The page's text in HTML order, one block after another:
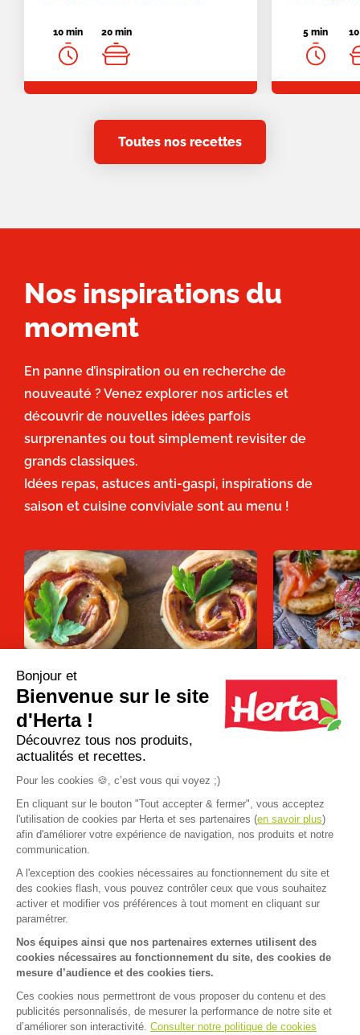
10 min 20 min 5 min
Toutes nos recettes
Nos inspirations du
moment
En panne d’inspiration ou en recherche de
nouveauté ? Venez explorer nos articles et
découvrir de nouvelles idées parfois
surprenantes ou tout simplement revisiter de
grands classiques.
Idées repas, astuces anti-gaspi, inspirations de
saison et cuisine conviviale sont au menu !
Apéro dînatoire : que faire avec une
pâte à pizza ?
12 recettes
pour un
Plus d'inspirations
Accueil Recettes Rôti de porc à la bière
FAQ Contact
Mentions sanitaires Cookies
Données personnelles
Dispositif d'alerte
Bonjour et
Bienvenue sur le site
d'Herta !
Découvrez tous nos produits,
actualités et recettes.
Pour les cookies 🍪, c’est vous qui voyez ;)
En cliquant sur le bouton "Tout accepter & fermer", vous acceptez
l'utilisation de cookies par Herta et ses partenaires (en savoir plus)
afin d'améliorer votre expérience de navigation, nos produits et notre
communication.
A l'exception des cookies nécessaires au fonctionnement du site et
des cookies flash, vous pouvez contrôler ceux que vous souhaitez
activer et modifier vos préférences à tout moment en cliquant sur
paramétrer.
Nos équipes ainsi que nos partenaires externes utilisent des
cookies nécessaires au fonctionnement du site, des cookies de
mesure d’audience et des cookies tiers.
Ces cookies nous permettront de vous proposer du contenu et des
publicités personnalisés, de mesurer la performance de notre site et
d’améliorer son interactivité. Consulter notre politique de cookies